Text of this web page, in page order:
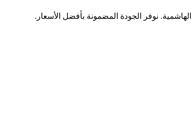
نوفر الجودة المضمونة بأفضل الأسعار.